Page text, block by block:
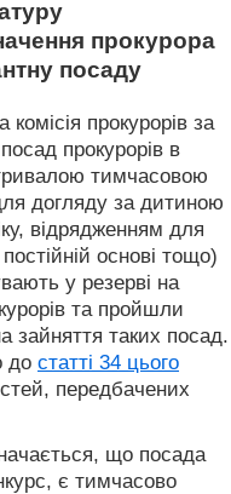
прокурора
посаду
прокурорів за
прокурорів в
тимчасовою
догляду за дитиною
відрядженням для
основі тощо)
у резерві на
та пройшли
зайняття таких посад.
до статті 34 цього
передбачених
що посада
є тимчасово